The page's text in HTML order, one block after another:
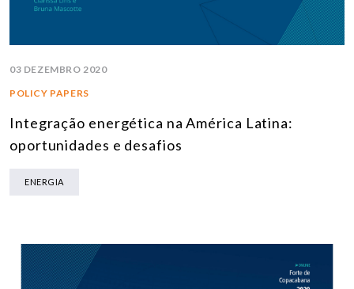
03 DEZEMBRO 2020
POLICY PAPERS
Integração energética na América Latina:
oportunidades e desafios
ENERGIA